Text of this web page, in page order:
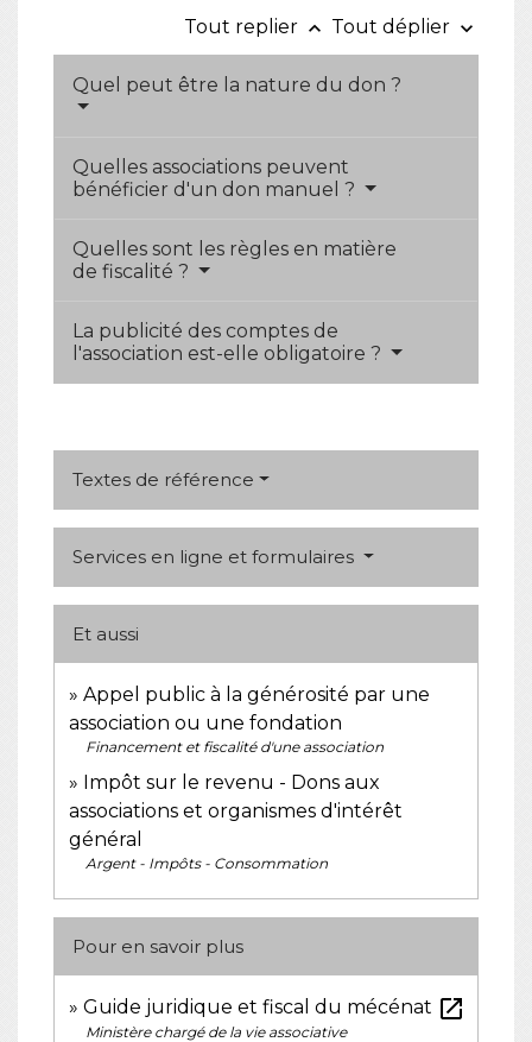
Tout replier keyboard_arrow_up Tout déplier keyboard_arrow_down
Quel peut être la nature du don ?
Quelles associations peuvent
bénéficier d'un don manuel ?
Quelles sont les règles en matière
de fiscalité ?
La publicité des comptes de
l'association est-elle obligatoire ?
Textes de référence
Services en ligne et formulaires
Et aussi
Appel public à la générosité par une
association ou une fondation
Financement et fiscalité d'une association
Impôt sur le revenu - Dons aux
associations et organismes d'intérêt
général
Argent - Impôts - Consommation
Pour en savoir plus
Guide juridique et fiscal du mécénat open_in_new
Ministère chargé de la vie associative